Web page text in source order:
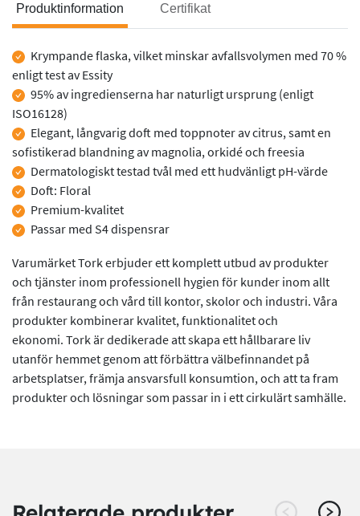
Produktinformation Certifikat
Produktinformation
Krympande flaska, vilket minskar avfallsvolymen med 70 %
enligt test av Essity
95% av ingredienserna har naturligt ursprung (enligt
ISO16128)
Elegant, långvarig doft med toppnoter av citrus, samt en
sofistikerad blandning av magnolia, orkidé och freesia
Dermatologiskt testad tvål med ett hudvänligt pH-värde
Doft: Floral
Premium-kvalitet
Passar med S4 dispensrar
Varumärket Tork erbjuder ett komplett utbud av produkter
och tjänster inom professionell hygien för kunder inom allt
från restaurang och vård till kontor, skolor och industri. Våra
produkter kombinerar kvalitet, funktionalitet och
ekonomi. Tork är dedikerade att skapa ett hållbarare liv
utanför hemmet genom att förbättra välbefinnandet på
arbetsplatser, främja ansvarsfull konsumtion, och att ta fram
produkter och lösningar som passar in i ett cirkulärt samhälle.